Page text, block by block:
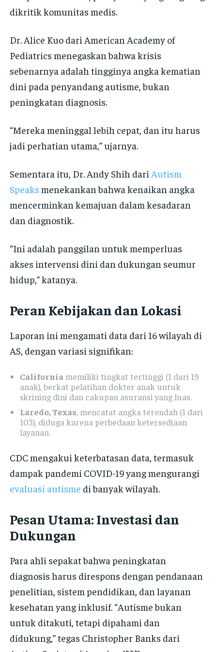
dikritik komunitas medis.
Dr. Alice Kuo dari American Academy of
Pediatrics menegaskan bahwa krisis
sebenarnya adalah tingginya angka kematian
dini pada penyandang autisme, bukan
peningkatan diagnosis.
“Mereka meninggal lebih cepat, dan itu harus
jadi perhatian utama,” ujarnya.
Sementara itu, Dr. Andy Shih dari Autism
Speaks menekankan bahwa kenaikan angka
mencerminkan kemajuan dalam kesadaran
dan diagnostik.
“Ini adalah panggilan untuk memperluas
akses intervensi dini dan dukungan seumur
hidup,” katanya.
Peran Kebijakan dan Lokasi
Laporan ini mengamati data dari 16 wilayah di
AS, dengan variasi signifikan:
California memiliki tingkat tertinggi (1 dari 19
anak), berkat pelatihan dokter anak untuk
skrining dini dan cakupan asuransi yang luas.
Laredo, Texas, mencatat angka terendah (1 dari
103), diduga karena perbedaan ketersediaan
layanan.
CDC mengakui keterbatasan data, termasuk
dampak pandemi COVID-19 yang mengurangi
evaluasi autisme di banyak wilayah.
Pesan Utama: Investasi dan
Dukungan
Para ahli sepakat bahwa peningkatan
diagnosis harus direspons dengan pendanaan
penelitian, sistem pendidikan, dan layanan
kesehatan yang inklusif. “Autisme bukan
untuk ditakuti, tetapi dipahami dan
didukung,” tegas Christopher Banks dari